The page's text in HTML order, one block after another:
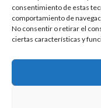
consentimiento de estas
comportamiento de
No consentir o retirar el
ciertas características y